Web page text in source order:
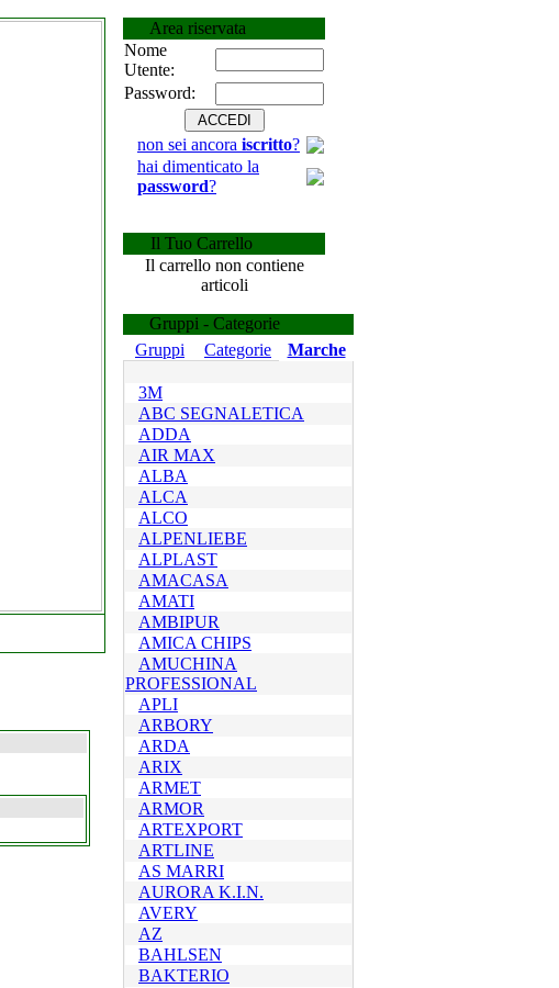
Area riservata
Nome
Utente:
Password:
non sei ancora iscritto?
hai dimenticato la
password?
Il Tuo Carrello
Il carrello non contiene
articoli
Gruppi - Categorie
Gruppi
Categorie Marche
3M
ABC SEGNALETICA
ADDA
AIR MAX
ALBA
ALCA
ALCO
ALPENLIEBE
ALPLAST
AMACASA
AMATI
AMBIPUR
AMICA CHIPS
AMUCHINA
PROFESSIONAL
APLI
ARBORY
ARDA
ARIX
ARMET
ARMOR
ARTEXPORT
ARTLINE
AS MARRI
AURORA K.I.N.
AVERY
AZ
BAHLSEN
BAKTERIO